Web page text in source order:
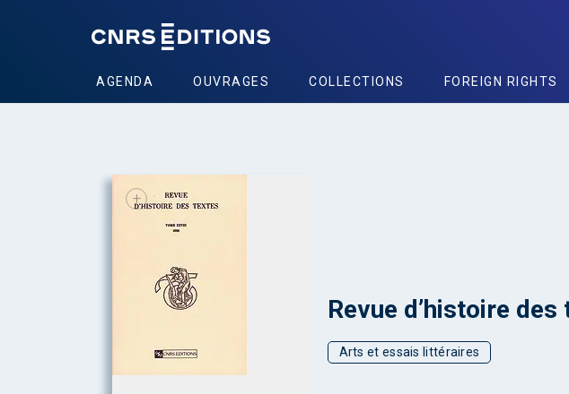
AGENDA OUVRAGES COLLECTIONS FOREIGN RIGHTS
+
Revue d’histoire
Arts et essais littéraires